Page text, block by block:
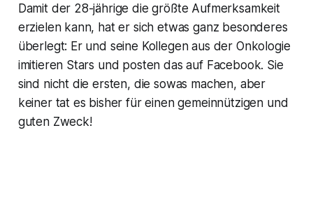
Damit der 28-jährige die größte Aufmerksamkeit
erzielen kann, hat er sich etwas ganz besonderes
überlegt: Er und seine Kollegen aus der Onkologie
imitieren Stars und posten das auf Facebook. Sie
sind nicht die ersten, die sowas machen, aber
keiner tat es bisher für einen gemeinnützigen und
guten Zweck!